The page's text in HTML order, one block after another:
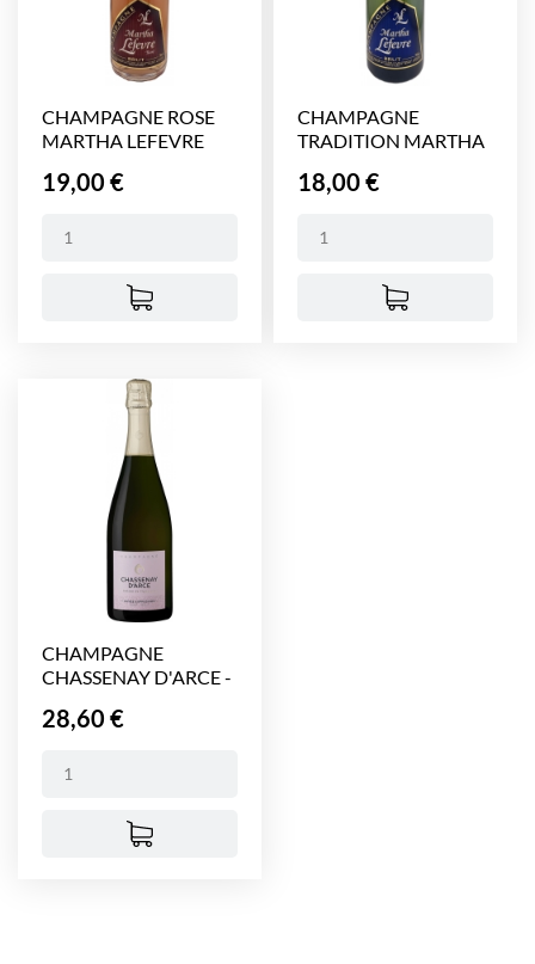
CHAMPAGNE ROSE
MARTHA LEFEVRE
Prix
19,00 €
CHAMPAGNE
TRADITION MARTHA
Prix
18,00 €
CHAMPAGNE
CHASSENAY D'ARCE -
Prix
28,60 €